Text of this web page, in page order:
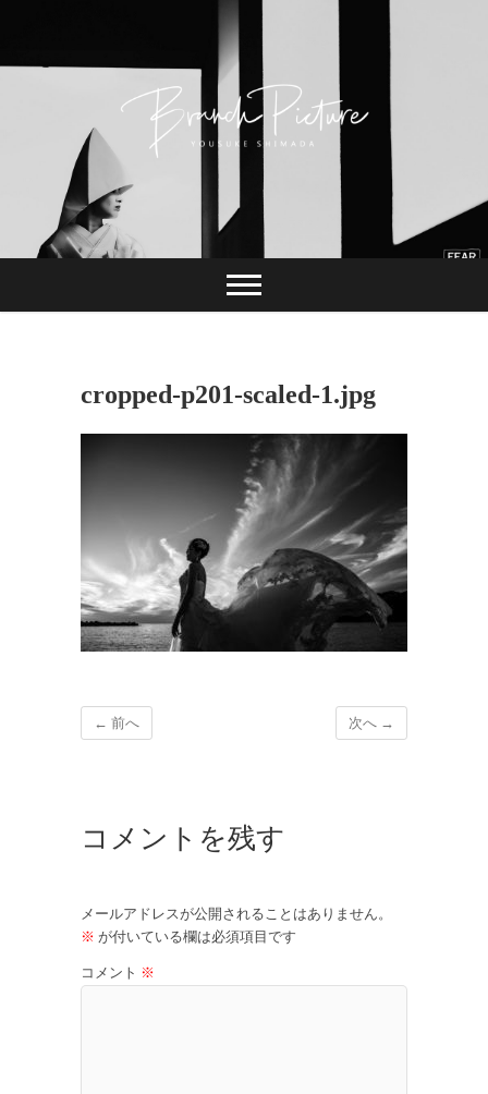
ブランチピクチャ
ー 嶋田陽介
長崎 カメラマン
cropped-p201-scaled-1.jpg
← 前へ 次へ →
コメントを残す
メールアドレスが公開されることはありません。
※ が付いている欄は必須項目です
コメント ※